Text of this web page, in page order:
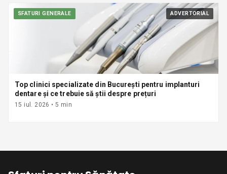
SFATURI GENERALE ADVERTORIAL
Top clinici specializate din București pentru implanturi
dentare și ce trebuie să știi despre prețuri
15 iul. 2026 •5 min